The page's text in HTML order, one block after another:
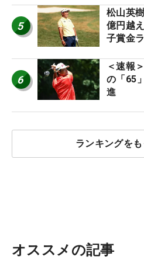
5
松山英
億円越
子賞金
6
＜速報
の「65
進
ランキングを
オススメの記事